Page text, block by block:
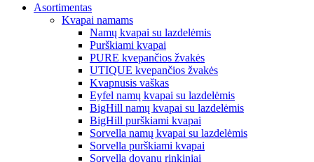
Asortimentas
Kvapai namams
Namų kvapai su lazdelėmis
Purškiami kvapai
PURE kvepančios žvakės
UTIQUE kvepančios žvakės
Kvapnusis vaškas
Eyfel namų kvapai su lazdelėmis
BigHill namų kvapai su lazdelėmis
BigHill purškiami kvapai
Sorvella namų kvapai su lazdelėmis
Sorvella purškiami kvapai
Sorvella dovanų rinkiniai